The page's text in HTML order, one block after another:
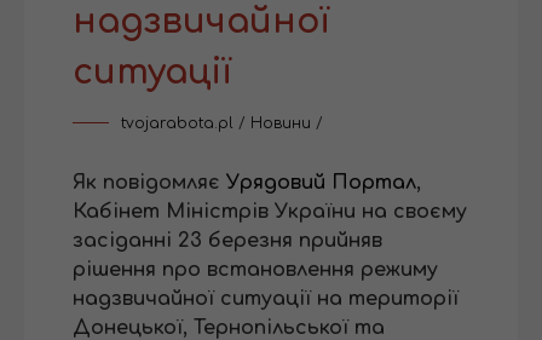
надзвичайної
ситуації
tvojarabota.pl / Новини /
Як повідомляє Урядовий Портал,
Кабінет Міністрів України на своєму
засіданні 23 березня прийняв
рішення про встановлення режиму
надзвичайної ситуації на території
Донецької, Тернопільської та